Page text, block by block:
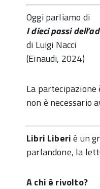
Oggi parliamo di
I dieci passi
di Luigi Nacci
(Einaudi, 2024)
La partecipazione
non è necessario
Libri Liberiè un
parlandone, la
A chi è rivolto?